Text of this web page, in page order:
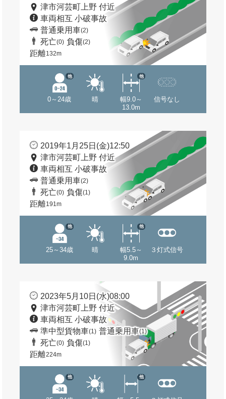
津市河芸町上野 付近
車両相互 小破事故
普通乗用車(2)
死亡(0) 負傷(2)
距離132m
0～24歳
他
晴
幅9.0～
13.0m
他
信号なし
2019年1月25日(金)12:50
津市河芸町上野 付近
車両相互 小破事故
普通乗用車(2)
死亡(0) 負傷(1)
距離191m
25～34歳
他
晴
幅5.5～
9.0m
他
３灯式信号
2023年5月10日(水)08:00
津市河芸町上野 付近
車両相互 小破事故
準中型貨物車(1) 普通乗用車(1)
死亡(0) 負傷(1)
距離224m
他 他